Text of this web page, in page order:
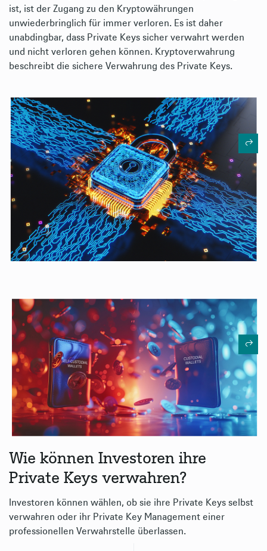
ist, ist der Zugang zu den Kryptowährungen
unwiederbringlich für immer verloren. Es ist daher
unabdingbar, dass Private Keys sicher verwahrt werden
und nicht verloren gehen können. Kryptoverwahrung
beschreibt die sichere Verwahrung des Private Keys.
Wie können Investoren ihre
Private Keys verwahren?
Investoren können wählen, ob sie ihre Private Keys selbst
verwahren oder ihr Private Key Management einer
professionellen Verwahrstelle überlassen.